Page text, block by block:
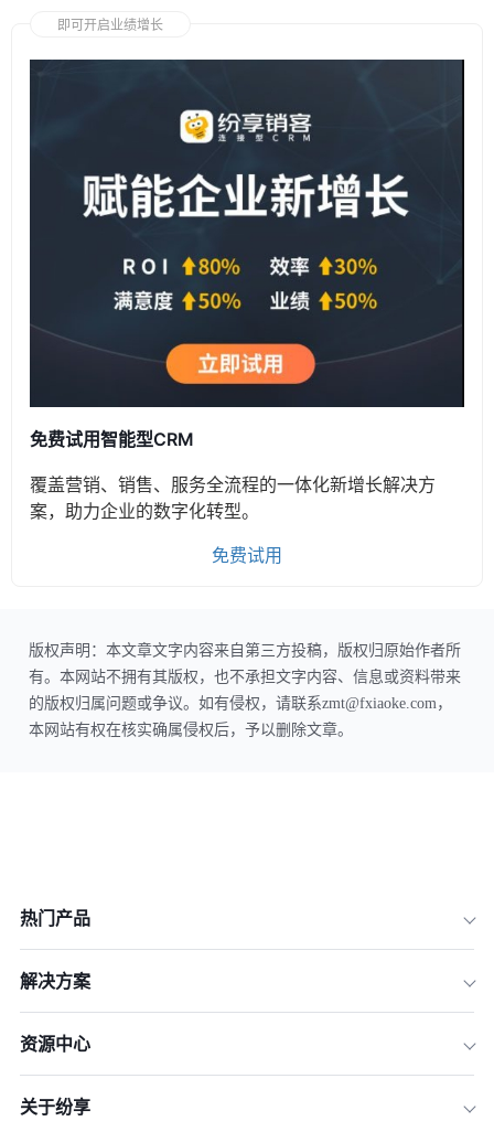
即可开启业绩增长
免费试用智能型CRM
覆盖营销、销售、服务全流程的一体化新增长解决方
案，助力企业的数字化转型。
免费试用
版权声明：本文章文字内容来自第三方投稿，版权归原始作者所
有。本网站不拥有其版权，也不承担文字内容、信息或资料带来
的版权归属问题或争议。如有侵权，请联系zmt@fxiaoke.com，
本网站有权在核实确属侵权后，予以删除文章。
热门产品
解决方案
资源中心
关于纷享